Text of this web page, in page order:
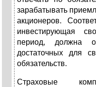
зарабатывать
акционеров.
инвестирующая
период, должна
достаточных для
обязательств.
Страховые